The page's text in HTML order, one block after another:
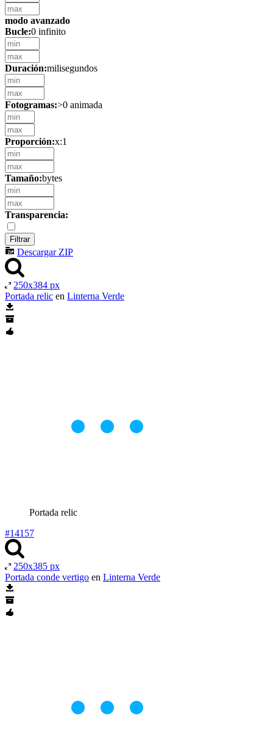
modo avanzado
Bucle:0 infinito
Duración:milisegundos
Fotogramas:>0 animada
Proporción:x:1
Tamaño:bytes
Transparencia:
Descargar ZIP
250x384 px
Portada relic en Linterna Verde
Portada relic
#14157
250x385 px
Portada conde vertigo en Linterna Verde